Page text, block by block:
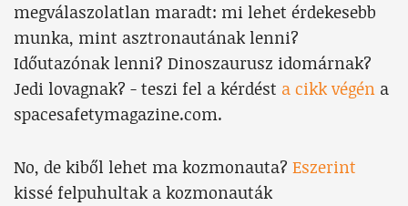
megválaszolatlan maradt: mi lehet érdekesebb
munka, mint asztronautának lenni?
Időutazónak lenni? Dinoszaurusz idomárnak?
Jedi lovagnak? - teszi fel a kérdést a cikk végén a
spacesafetymagazine.com.
No, de kiből lehet ma kozmonauta? Eszerint
kissé felpuhultak a kozmonauták